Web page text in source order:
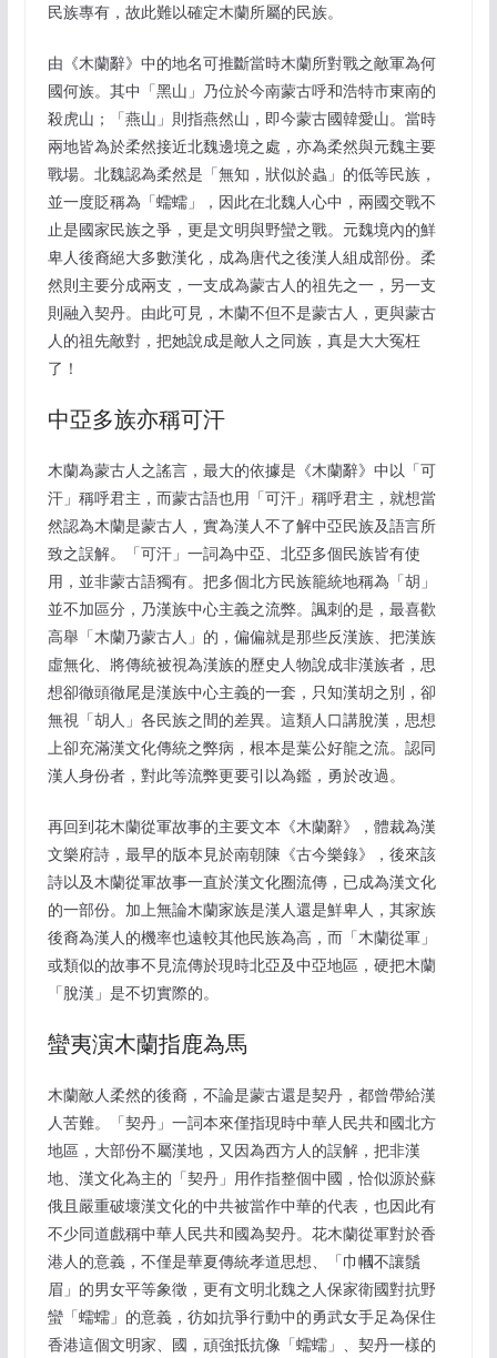
民族專有，故此難以確定木蘭所屬的民族。
由《木蘭辭》中的地名可推斷當時木蘭所對戰之敵軍為何
國何族。其中「黑山」乃位於今南蒙古呼和浩特市東南的
殺虎山；「燕山」則指燕然山，即今蒙古國韓愛山。當時
兩地皆為於柔然接近北魏邊境之處，亦為柔然與元魏主要
戰場。北魏認為柔然是「無知，狀似於蟲」的低等民族，
並一度貶稱為「蠕蠕」，因此在北魏人心中，兩國交戰不
止是國家民族之爭，更是文明與野蠻之戰。元魏境內的鮮
卑人後裔絕大多數漢化，成為唐代之後漢人組成部份。柔
然則主要分成兩支，一支成為蒙古人的祖先之一，另一支
則融入契丹。由此可見，木蘭不但不是蒙古人，更與蒙古
人的祖先敵對，把她說成是敵人之同族，真是大大冤枉
了！
中亞多族亦稱可汗
木蘭為蒙古人之謠言，最大的依據是《木蘭辭》中以「可
汗」稱呼君主，而蒙古語也用「可汗」稱呼君主，就想當
然認為木蘭是蒙古人，實為漢人不了解中亞民族及語言所
致之誤解。「可汗」一詞為中亞、北亞多個民族皆有使
用，並非蒙古語獨有。把多個北方民族籠統地稱為「胡」
並不加區分，乃漢族中心主義之流弊。諷刺的是，最喜歡
高舉「木蘭乃蒙古人」的，偏偏就是那些反漢族、把漢族
虛無化、將傳統被視為漢族的歷史人物說成非漢族者，思
想卻徹頭徹尾是漢族中心主義的一套，只知漢胡之別，卻
無視「胡人」各民族之間的差異。這類人口講脫漢，思想
上卻充滿漢文化傳統之弊病，根本是葉公好龍之流。認同
漢人身份者，對此等流弊更要引以為鑑，勇於改過。
再回到花木蘭從軍故事的主要文本《木蘭辭》，體裁為漢
文樂府詩，最早的版本見於南朝陳《古今樂錄》，後來該
詩以及木蘭從軍故事一直於漢文化圈流傳，已成為漢文化
的一部份。加上無論木蘭家族是漢人還是鮮卑人，其家族
後裔為漢人的機率也遠較其他民族為高，而「木蘭從軍」
或類似的故事不見流傳於現時北亞及中亞地區，硬把木蘭
「脫漢」是不切實際的。
蠻夷演木蘭指鹿為馬
木蘭敵人柔然的後裔，不論是蒙古還是契丹，都曾帶給漢
人苦難。「契丹」一詞本來僅指現時中華人民共和國北方
地區，大部份不屬漢地，又因為西方人的誤解，把非漢
地、漢文化為主的「契丹」用作指整個中國，恰似源於蘇
俄且嚴重破壞漢文化的中共被當作中華的代表，也因此有
不少同道戲稱中華人民共和國為契丹。花木蘭從軍對於香
港人的意義，不僅是華夏傳統孝道思想、「巾幗不讓鬚
眉」的男女平等象徵，更有文明北魏之人保家衛國對抗野
蠻「蠕蠕」的意義，彷如抗爭行動中的勇武女手足為保住
香港這個文明家、國，頑強抵抗像「蠕蠕」、契丹一樣的